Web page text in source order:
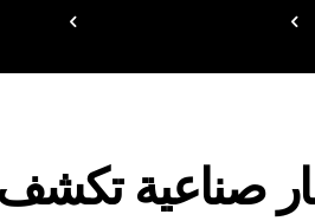
صناعية